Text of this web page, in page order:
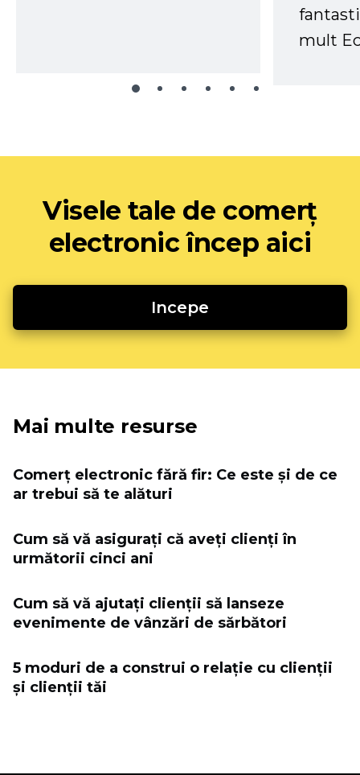
mult
Visele tale de comerț
electronic încep aici
Incepe
Mai multe resurse
Comerț electronic fără fir: Ce este și de ce
ar trebui să te alături
Cum să vă asigurați că aveți clienți în
următorii cinci ani
Cum să vă ajutați clienții să lanseze
evenimente de vânzări de sărbători
5 moduri de a construi o relație cu clienții
și clienții tăi